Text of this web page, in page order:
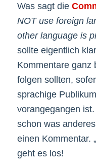
Was sagt die
NOT use foreign
other language is
sollte eigentlich
Kommentare ganz
folgen sollten,
sprachige
vorangegangen
schon was
einen Kommentar.
geht es los!